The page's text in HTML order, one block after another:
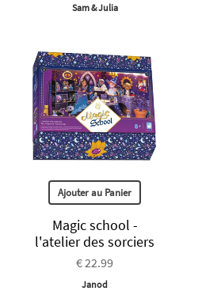
Sam & Julia
Ajouter au Panier
Magic school -
l'atelier des sorciers
€ 22.99
Janod